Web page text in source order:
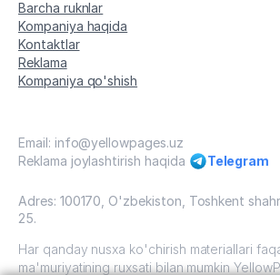
Barcha ruknlar
Kompaniya haqida
Kontaktlar
Reklama
Kompaniya qo'shish
Email: info@yellowpages.uz
Reklama joylashtirish haqida
Telegram
Adres: 100170, O'zbekiston, Toshkent
25.
Har qanday nusxa ko'chirish materiallari
ma'muriyatining ruxsati bilan mumkin